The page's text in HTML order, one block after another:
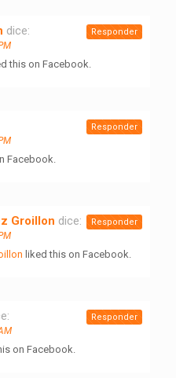
dice:
this on Facebook.
Responder
Facebook.
Responder
Groillon dice:
liked this on Facebook.
Responder
on Facebook.
Responder